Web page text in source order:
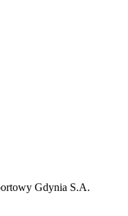
Gdynia S.A.